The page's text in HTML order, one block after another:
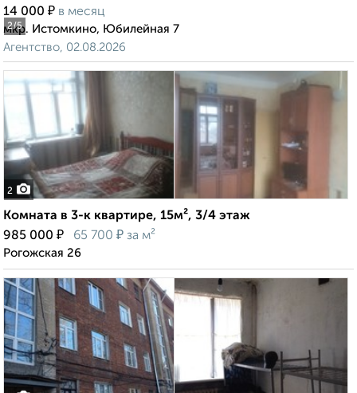
2/5
14 000 ₽ в месяц
мкр. Истомкино, Юбилейная 7
Агентство, 02.08.2026
2
Комната в 3-к квартире, 15м², 3/4 этаж
985 000 ₽ 65 700 ₽ за м²
Рогожская 26